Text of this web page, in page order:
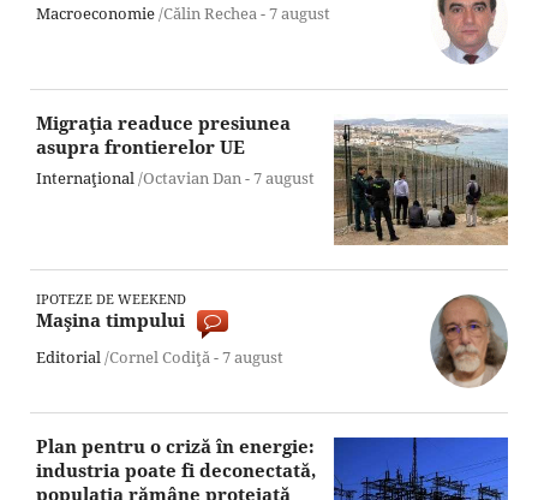
Macroeconomie/Călin Rechea -7 august
Migraţia readuce presiunea
asupra frontierelor UE
Internaţional/Octavian Dan -7 august
IPOTEZE DE WEEKEND
Maşina timpului
Editorial/Cornel Codiţă -7 august
Plan pentru o criză în energie:
industria poate fi deconectată,
populaţia rămâne protejată